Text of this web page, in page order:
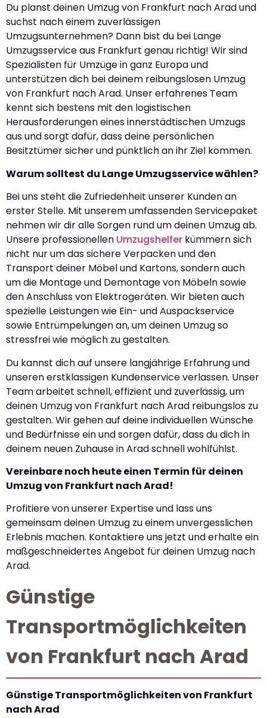
Du planst deinen Umzug von Frankfurt nach Arad und
suchst nach einem zuverlässigen
Umzugsunternehmen? Dann bist du bei Lange
Umzugsservice aus Frankfurt genau richtig! Wir sind
Spezialisten für Umzüge in ganz Europa und
unterstützen dich bei deinem reibungslosen Umzug
von Frankfurt nach Arad. Unser erfahrenes Team
kennt sich bestens mit den logistischen
Herausforderungen eines innerstädtischen Umzugs
aus und sorgt dafür, dass deine persönlichen
Besitztümer sicher und pünktlich an ihr Ziel kommen.
Warum solltest du Lange Umzugsservice wählen?
Bei uns steht die Zufriedenheit unserer Kunden an
erster Stelle. Mit unserem umfassenden Servicepaket
nehmen wir dir alle Sorgen rund um deinen Umzug ab.
Unsere professionellen Umzugshelfer kümmern sich
nicht nur um das sichere Verpacken und den
Transport deiner Möbel und Kartons, sondern auch
um die Montage und Demontage von Möbeln sowie
den Anschluss von Elektrogeräten. Wir bieten auch
spezielle Leistungen wie Ein- und Auspackservice
sowie Entrümpelungen an, um deinen Umzug so
stressfrei wie möglich zu gestalten.
Du kannst dich auf unsere langjährige Erfahrung und
unseren erstklassigen Kundenservice verlassen. Unser
Team arbeitet schnell, effizient und zuverlässig, um
deinen Umzug von Frankfurt nach Arad reibungslos zu
gestalten. Wir gehen auf deine individuellen Wünsche
und Bedürfnisse ein und sorgen dafür, dass du dich in
deinem neuen Zuhause in Arad schnell wohlfühlst.
Vereinbare noch heute einen Termin für deinen
Umzug von Frankfurt nach Arad!
Profitiere von unserer Expertise und lass uns
gemeinsam deinen Umzug zu einem unvergesslichen
Erlebnis machen. Kontaktiere uns jetzt und erhalte ein
maßgeschneidertes Angebot für deinen Umzug nach
Arad.
Günstige
Transportmöglichkeiten
von Frankfurt nach Arad
Günstige Transportmöglichkeiten von Frankfurt
nach Arad